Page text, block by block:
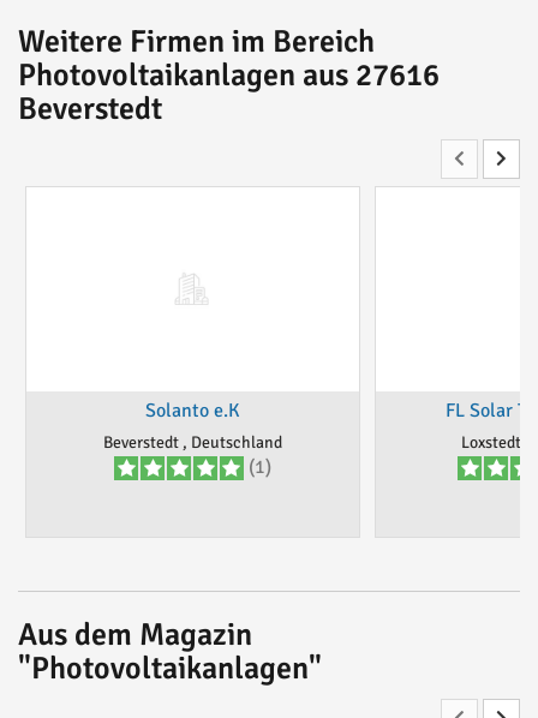
Weitere Firmen im Bereich
Photovoltaikanlagen aus 27616
Beverstedt
Solanto e.K
Beverstedt , Deutschland
(1)
FL Solar
Loxstedt,
Aus dem Magazin
"Photovoltaikanlagen"